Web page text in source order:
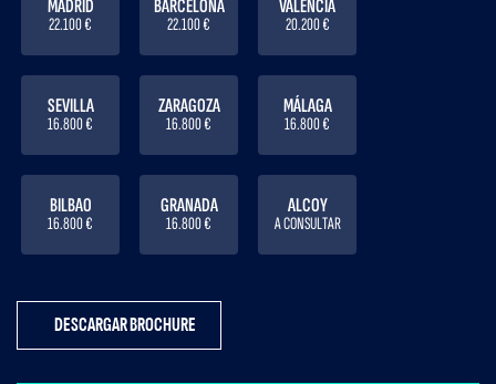
MADRID
22.100 €
BARCELONA
22.100 €
VALENCIA
20.200 €
SEVILLA
16.800 €
ZARAGOZA
16.800 €
MÁLAGA
16.800 €
BILBAO
16.800 €
GRANADA
16.800 €
ALCOY
A CONSULTAR
DESCARGAR BROCHURE